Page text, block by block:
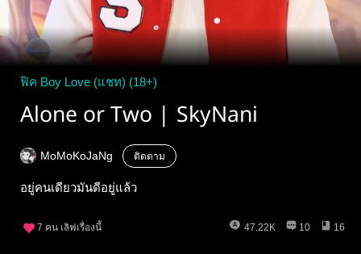
ฟิค Boy Love (แชท) (18+)
Alone or Two | SkyNani
MoMoKoJaNg ติดตาม
อยู่คนเดียวมันดีอยู่แล้ว
7 คน เลิฟเรื่องนี้ 47.22K 10 16